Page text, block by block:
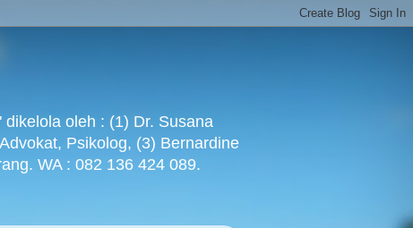
oleh : (1) Dr. Susana
Psikolog, (3) Bernardine
WA : 082 136 424 089.